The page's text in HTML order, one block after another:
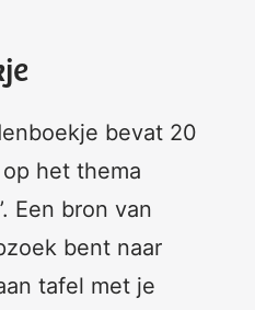
bevat 20
het thema
Een bron van
bent naar
tafel met je